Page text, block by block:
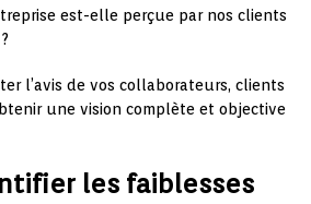
est-elle perçue par nos clients
l’avis de vos collaborateurs, clients
une vision complète et objective
les faiblesses